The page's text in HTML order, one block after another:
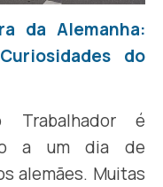
da Alemanha:
do
é
a um dia de
alemães. Muitas